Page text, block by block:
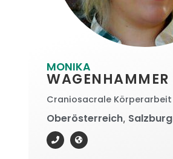
MONIKA
WAGENHAMMER
Craniosacrale Körperarbeit
Oberösterreich, Salzburg